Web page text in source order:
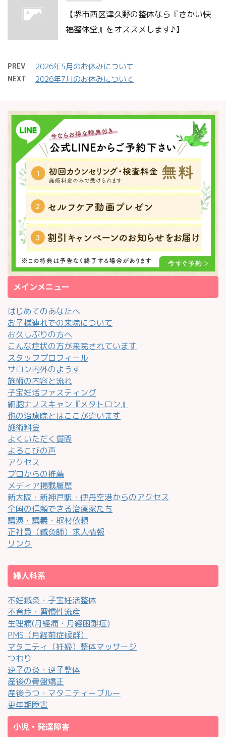
【堺市西区津久野の整体なら『さかい快
福整体堂』をオススメします♪】
PREV 2026年5月のお休みについて
NEXT 2026年7月のお休みについて
メインメニュー
はじめてのあなたへ
お子様連れでの来院について
お久しぶりの方へ
こんな症状の方が来院されています
スタッフプロフィール
サロン内外のようす
施術の内容と流れ
子宝妊活ファスティング
細胞ナノスキャン『メタトロン』
他の治療院とはここが違います
施術料金
よくいただく質問
よろこびの声
アクセス
プロからの推薦
メディア掲載履歴
新大阪・新神戸駅・伊丹空港からのアクセス
全国の信頼できる治療家たち
講演・講義・取材依頼
正社員（鍼灸師）求人情報
リンク
婦人科系
不妊鍼灸・子宝妊活整体
不育症・習慣性流産
生理痛(月経痛・月経困難症)
PMS（月経前症候群）
マタニティ（妊婦）整体マッサージ
つわり
逆子の灸・逆子整体
産後の骨盤矯正
産後うつ・マタニティーブルー
更年期障害
小児・発達障害